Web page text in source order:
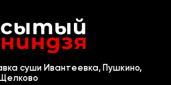
суши Ивантеевка, Пушкино,